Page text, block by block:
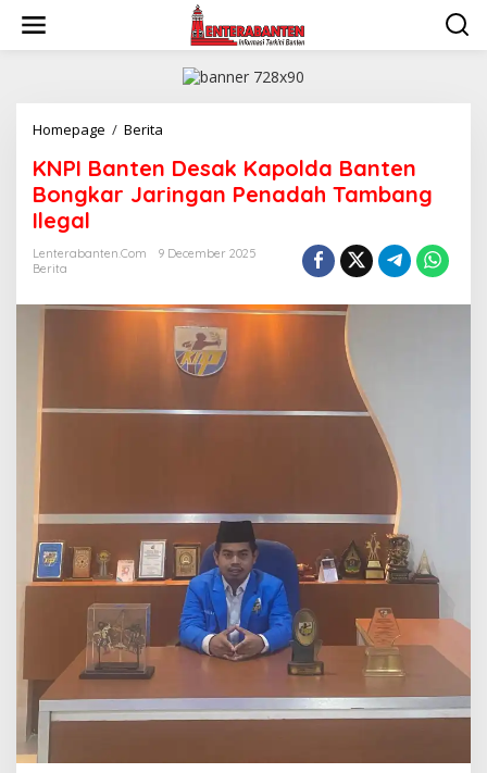
content
Homepage / Berita
Desak
Kapolda
Banten
Jaringan
Ilegal
KNPI Banten Desak Kapolda Banten
Bongkar Jaringan Penadah Tambang
Ilegal
Lenterabanten.com
9 December 2025
Berita